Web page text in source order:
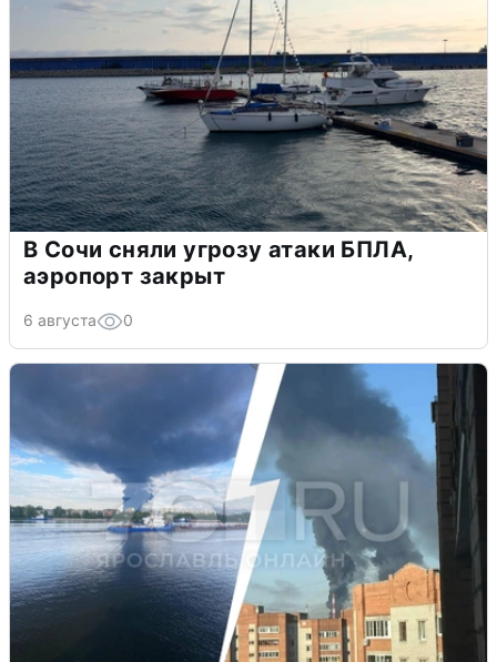
В Сочи сняли угрозу атаки БПЛА,
аэропорт закрыт
6 августа 0